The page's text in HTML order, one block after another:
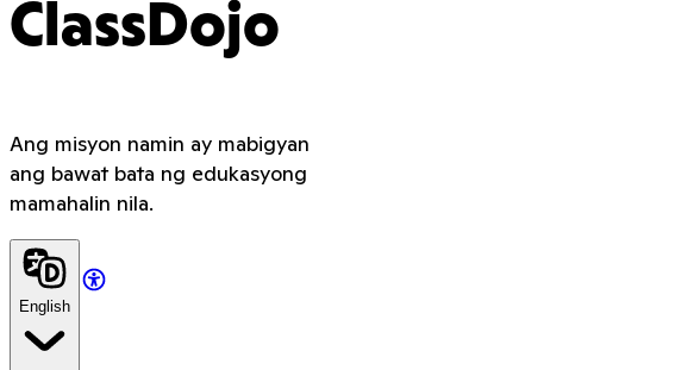
ClassDojo
Ang misyon namin ay mabigyan
ang bawat bata ng edukasyong
mamahalin nila.
English